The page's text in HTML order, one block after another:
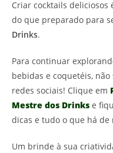
Criar cocktails deliciosos
do que preparado para
Drinks.
Para continuar
bebidas e coquetéis,
redes sociais! Clique em
Mestre dos Drinks e
dicas e tudo o que há
Um brinde à sua